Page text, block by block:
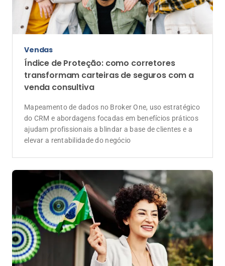
Vendas
Índice de Proteção: como corretores
transformam carteiras de seguros com a
venda consultiva
Mapeamento de dados no Broker One, uso estratégico
do CRM e abordagens focadas em benefícios práticos
ajudam profissionais a blindar a base de clientes e a
elevar a rentabilidade do negócio